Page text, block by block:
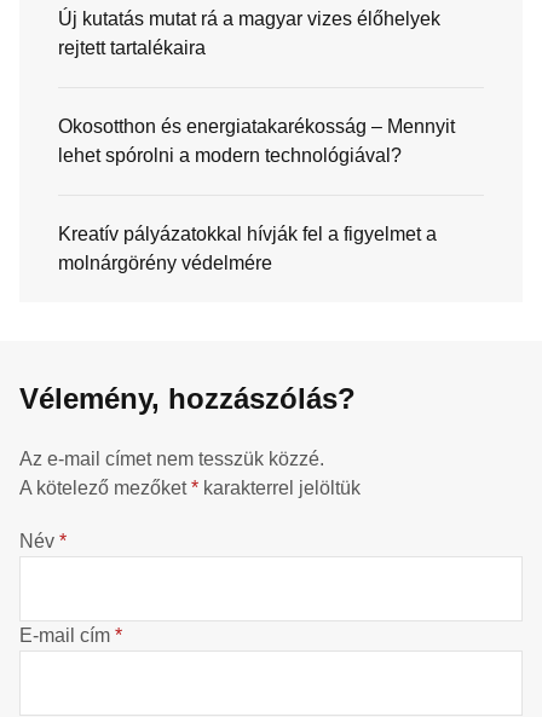
Új kutatás mutat rá a magyar vizes élőhelyek
rejtett tartalékaira
Okosotthon és energiatakarékosság – Mennyit
lehet spórolni a modern technológiával?
Kreatív pályázatokkal hívják fel a figyelmet a
molnárgörény védelmére
Vélemény, hozzászólás?
Az e-mail címet nem tesszük közzé.
A kötelező mezőket* karakterrel jelöltük
Név *
E-mail cím *